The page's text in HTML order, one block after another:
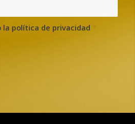
la política de privacidad